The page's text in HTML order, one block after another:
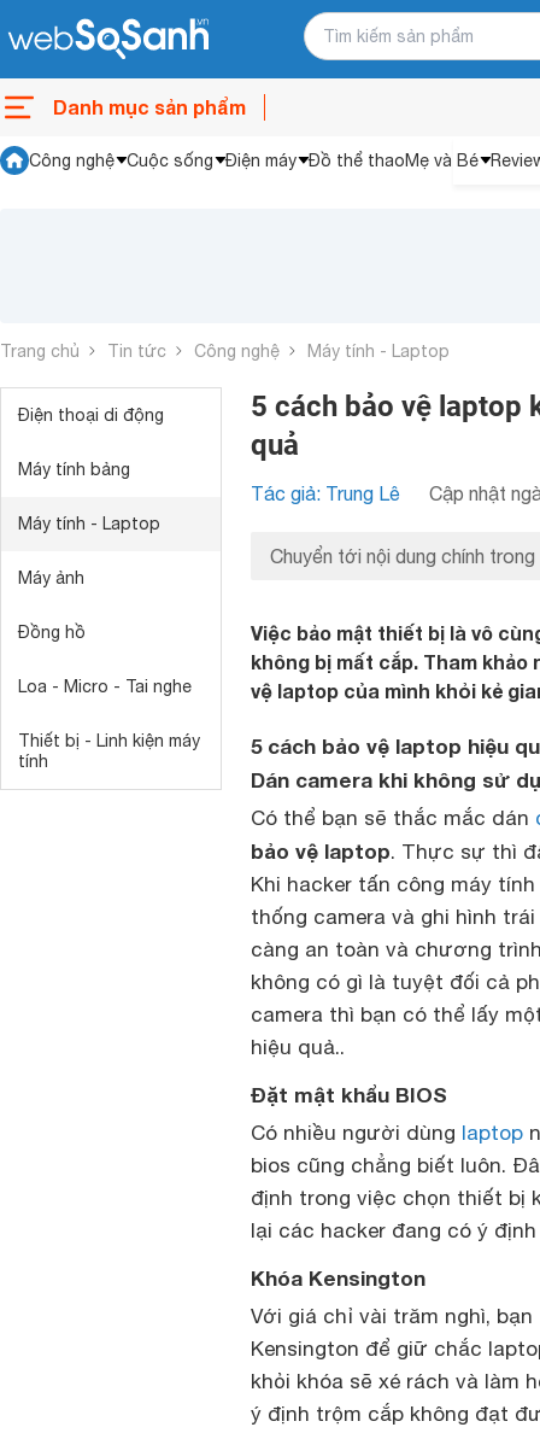
Danh mục sản phẩm
Công nghệ Cuộc sống Điện máy Đồ thể thaoMẹ và Bé
Trang chủ Tin tức Công nghệ Máy tính - Laptop
Điện thoại di động
Máy tính bảng
Máy tính - Laptop
Máy ảnh
Đồng hồ
Loa - Micro - Tai nghe
Thiết bị - Linh kiện máy
tính
5 cách bảo vệ laptop
quả
Tác giả: Trung Lê Cập nhật
Chuyển tới nội dung chính trong
Việc bảo mật thiết bị là vô
không bị mất cắp. Tham
vệ laptop của mình khỏi kẻ
5 cách bảo vệ laptop hiệu
Dán camera khi không sử
Có thể bạn sẽ thắc mắc dán
bảo vệ laptop. Thực sự thì
Khi hacker tấn công máy
thống camera và ghi hình
càng an toàn và chương
không có gì là tuyệt đối cả
camera thì bạn có thể lấy
hiệu quả..
Đặt mật khẩu BIOS
Có nhiều người dùng laptop
bios cũng chẳng biết luôn.
định trong việc chọn thiết bị
lại các hacker đang có ý
Khóa Kensington
Với giá chỉ vài trăm nghì,
Kensington để giữ chắc
khỏi khóa sẽ xé rách và làm
ý định trộm cắp không đạt